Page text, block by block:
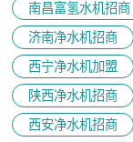
南昌富氢水机招商
济南净水机招商
西宁净水机加盟
陕西净水机招商
西安净水机招商